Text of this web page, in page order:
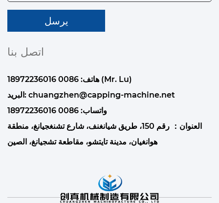
اتصل بنا
هاتف: 0086 18972236016 (Mr. Lu)
البريد: chuangzhen@capping-machine.net
واتساب: 0086 18972236016
العنوان： رقم 150، طريق شيانغنف، شارع تشنغجيانغ، منطقة
هوانغيان، مدينة تايتشو، مقاطعة تشجيانغ، الصين